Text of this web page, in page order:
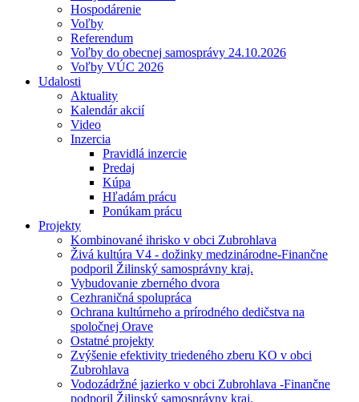
Hospodárenie
Voľby
Referendum
Voľby do obecnej samosprávy 24.10.2026
Voľby VÚC 2026
Udalosti
Aktuality
Kalendár akcií
Video
Inzercia
Pravidlá inzercie
Predaj
Kúpa
Hľadám prácu
Ponúkam prácu
Projekty
Kombinované ihrisko v obci Zubrohlava
Živá kultúra V4 - dožinky medzinárodne-Finančne
podporil Žilinský samosprávny kraj.
Vybudovanie zberného dvora
Cezhraničná spolupráca
Ochrana kultúrneho a prírodného dedičstva na
spoločnej Orave
Ostatné projekty
Zvýšenie efektivity triedeného zberu KO v obci
Zubrohlava
Vodozádržné jazierko v obci Zubrohlava -Finančne
podporil Žilinský samosprávny kraj.